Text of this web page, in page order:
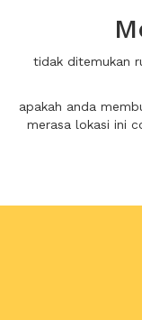
tidak ditemukan
apakah anda
merasa lokasi ini